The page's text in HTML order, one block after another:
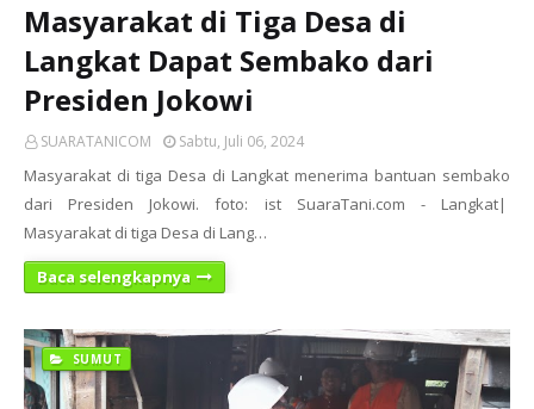
Masyarakat di Tiga Desa di
Langkat Dapat Sembako dari
Presiden Jokowi
SUARATANICOM Sabtu, Juli 06, 2024
Masyarakat di tiga Desa di Langkat menerima bantuan sembako
dari Presiden Jokowi. foto: ist SuaraTani.com - Langkat|
Masyarakat di tiga Desa di Lang…
Baca selengkapnya
SUMUT